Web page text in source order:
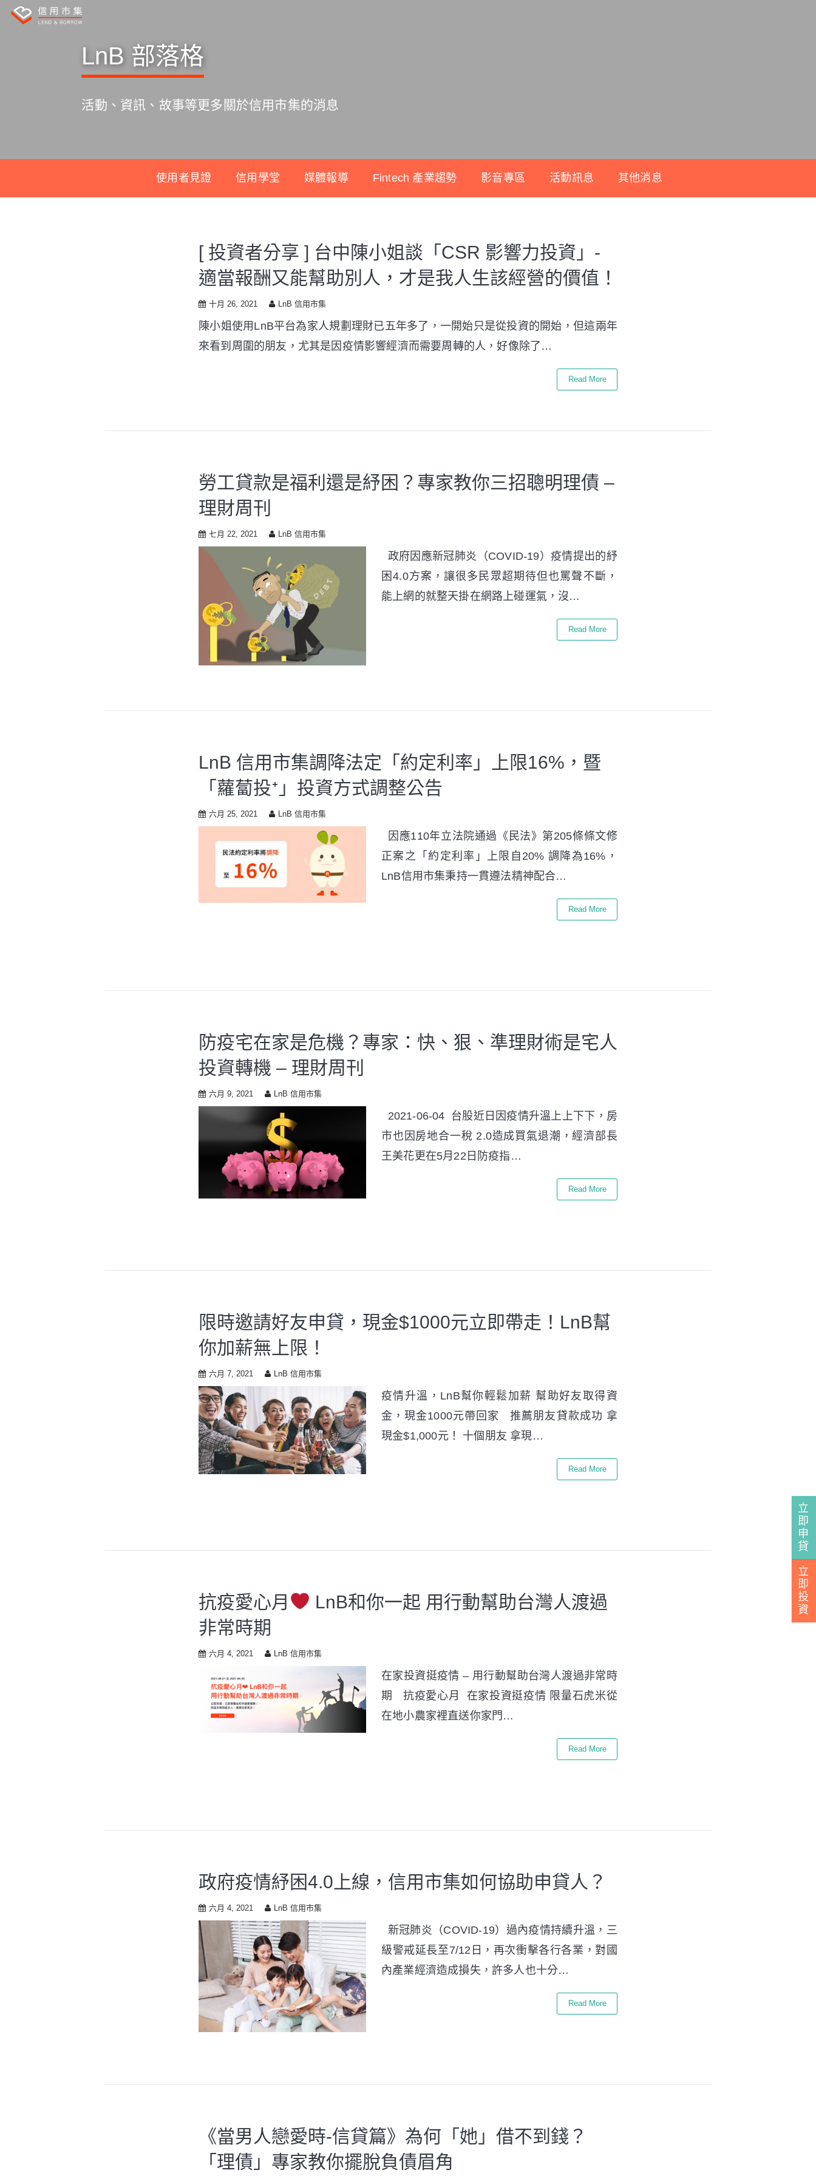
LnB 部落格
活動、資訊、故事等更多關於信用市集的消息
使用者見證 信用學堂 媒體報導 Fintech 產業趨勢 影音專區 活動訊息 其他消息
[ 投資者分享 ] 台中陳小姐談「CSR 影響力投資」-
適當報酬又能幫助別人，才是我人生該經營的價值！
十月 26, 2021 LnB 信用市集
陳小姐使用LnB平台為家人規劃理財已五年多了，一開始只是從投資的開始，但這兩年
來看到周圍的朋友，尤其是因疫情影響經濟而需要周轉的人，好像除了…
Read More
勞工貸款是福利還是紓困？專家教你三招聰明理債 –
理財周刊
七月 22, 2021 LnB 信用市集
政府因應新冠肺炎（COVID-19）疫情提出的紓
困4.0方案，讓很多民眾超期待但也罵聲不斷，
能上網的就整天掛在網路上碰運氣，沒…
Read More
LnB 信用市集調降法定「約定利率」上限16%，暨
「蘿蔔投ᐩ」投資方式調整公告
六月 25, 2021 LnB 信用市集
因應110年立法院通過《民法》第205條條文修
正案之「約定利率」上限自20% 調降為16%，
LnB信用市集秉持一貫遵法精神配合…
Read More
防疫宅在家是危機？專家：快、狠、準理財術是宅人
投資轉機 – 理財周刊
六月 9, 2021 LnB 信用市集
2021-06-04 台股近日因疫情升溫上上下下，房
市也因房地合一稅 2.0造成買氣退潮，經濟部長
王美花更在5月22日防疫指…
Read More
限時邀請好友申貸，現金$1000元立即帶走！LnB幫
你加薪無上限！
六月 7, 2021 LnB 信用市集
疫情升溫，LnB幫你輕鬆加薪 幫助好友取得資
金，現金1000元帶回家 推薦朋友貸款成功 拿
現金$1,000元！ 十個朋友 拿現…
Read More
抗疫愛心月
LnB和你一起 用行動幫助台灣人渡過
非常時期
六月 4, 2021 LnB 信用市集
在家投資挺疫情 – 用行動幫助台灣人渡過非常時
期 抗疫愛心月 在家投資挺疫情 限量石虎米從
在地小農家裡直送你家門…
Read More
政府疫情紓困4.0上線，信用市集如何協助申貸人？
六月 4, 2021 LnB 信用市集
新冠肺炎（COVID-19）過內疫情持續升溫，三
級警戒延長至7/12日，再次衝擊各行各業，對國
內產業經濟造成損失，許多人也十分…
Read More
《當男人戀愛時-信貸篇》為何「她」借不到錢？
「理債」專家教你擺脫負債眉角
立
即
申
貸
立
即
投
資